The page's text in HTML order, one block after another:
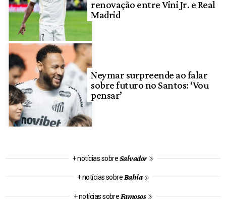
renovação entre Vini Jr. e Real
Madrid
Neymar surpreende ao falar
sobre futuro no Santos: ‘Vou
pensar’
+ notícias sobreSalvador
+ notícias sobreBahia
+ notícias sobre Famosos